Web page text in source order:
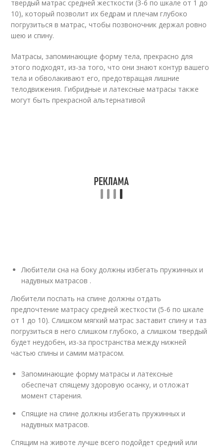
твердый матрас средней жесткости (3-6 по шкале от 1 до
10), который позволит их бедрам и плечам глубоко
погрузиться в матрас, чтобы позвоночник держал ровно
шею и спину.
Матрасы, запоминающие форму тела, прекрасно для
этого подходят, из-за того, что они знают контур вашего
тела и обволакивают его, предотвращая лишние
телодвижения. Гибридные и латексные матрасы также
могут быть прекрасной альтернативой
Любители сна на боку должны избегать пружинных и
надувных матрасов .
Любители поспать на спине должны отдать
предпочтение матрасу средней жесткости (5-6 по шкале
от 1 до 10). Слишком мягкий матрас заставит спину и таз
погрузиться в него слишком глубоко, а слишком твердый
будет неудобен, из-за пространства между нижней
частью спины и самим матрасом.
Запоминающие форму матрасы и латексные
обеспечат спящему здоровую осанку, и отложат
момент старения.
Спящие на спине должны избегать пружинных и
надувных матрасов.
Спящим на животе лучше всего подойдет средний или